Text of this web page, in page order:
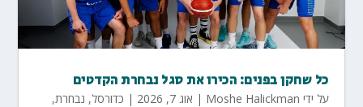
כל שחקן בפנים: הכירו את סגל נבחרת הקדטים
על ידי Moshe Halickman
| אוג 7, 2026 | כדורסל, נבחרת,